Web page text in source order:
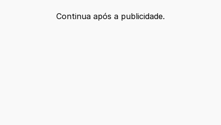
Continua após a publicidade.